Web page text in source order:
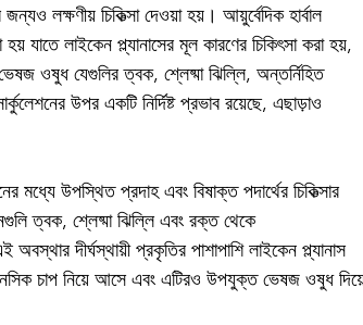
লক্ষণীয় চিকিত্সা দেওয়া হয়। আয়ুর্বেদিক হার্বাল
যাতে লাইকেন প্ল্যানাসের মূল কারণের চিকিৎসা করা হয়,
ওষুধ যেগুলির ত্বক, শ্লেষ্মা ঝিল্লি, অন্তর্নিহিত
উপর একটি নির্দিষ্ট প্রভাব রয়েছে, এছাড়াও
মধ্যে উপস্থিত প্রদাহ এবং বিষাক্ত পদার্থের চিকিত্সার
ত্বক, শ্লেষ্মা ঝিল্লি এবং রক্ত ​​থেকে
দীর্ঘস্থায়ী প্রকৃতির পাশাপাশি লাইকেন প্ল্যানাস
চাপ নিয়ে আসে এবং এটিরও উপযুক্ত ভেষজ ওষুধ